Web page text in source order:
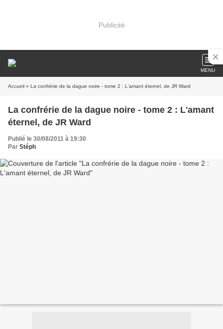
Publicité
MENU
Accueil » La confrérie de la dague noire - tome 2 : L'amant éternel, de JR Ward
La confrérie de la dague noire - tome 2 : L'amant
éternel, de JR Ward
Publié le 30/08/2011 à 19:30
Par Stéph